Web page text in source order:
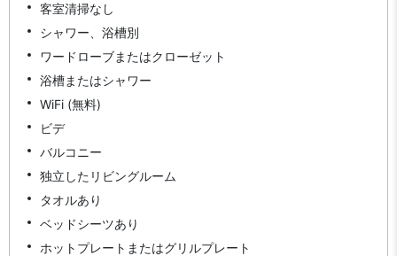
客室清掃なし
シャワー、浴槽別
ワードローブまたはクローゼット
浴槽またはシャワー
WiFi (無料)
ビデ
バルコニー
独立したリビングルーム
タオルあり
ベッドシーツあり
ホットプレートまたはグリルプレート